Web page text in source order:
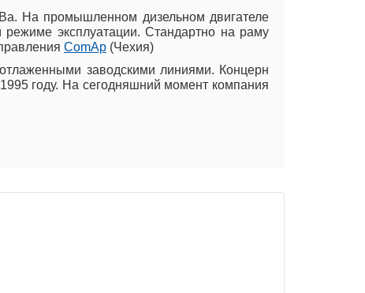
На промышленном дизельном двигателе
эксплуатации. Стандартно на раму
ComAp (Чехия)
заводскими линиями. Концерн
году. На сегодняшний момент компания